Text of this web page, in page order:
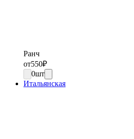
Ранч
от550₽
0шт
Итальянская